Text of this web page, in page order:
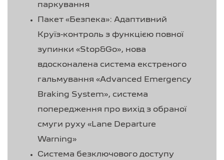
паркування
Пакет «Безпека»: Адаптивний
Круїз-контроль з функцією повної
зупинки «Stop&Go», нова
вдосконалена система екстреного
гальмування «Advanced Emergency
Braking System», система
попередження про вихід з обраної
смуги руху «Lane Departure
Warning»
Система безключового доступу